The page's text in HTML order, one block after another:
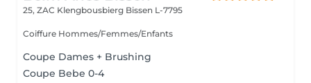
25, ZAC Klengbousbierg Bissen L-7795
Coiffure Hommes/Femmes/Enfants
Coupe Dames + Brushing
Coupe Bebe 0-4